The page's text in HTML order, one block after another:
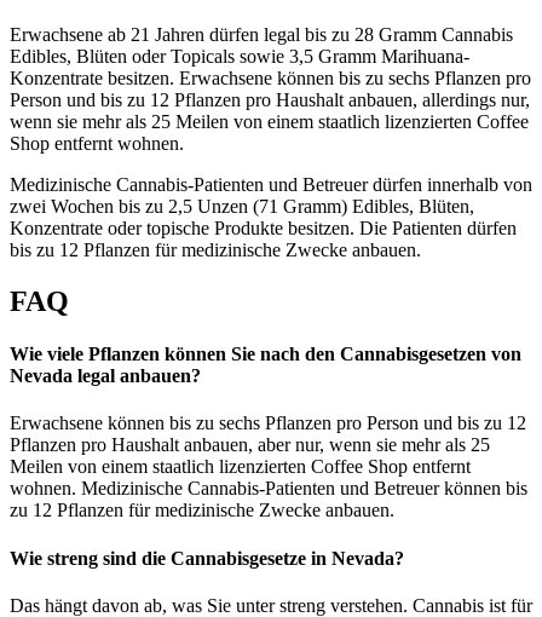
Erwachsene ab 21 Jahren dürfen legal bis zu 28 Gramm Cannabis
Edibles, Blüten oder Topicals sowie 3,5 Gramm Marihuana-
Konzentrate besitzen. Erwachsene können bis zu sechs Pflanzen pro
Person und bis zu 12 Pflanzen pro Haushalt anbauen, allerdings nur,
wenn sie mehr als 25 Meilen von einem staatlich lizenzierten Coffee
Shop entfernt wohnen.
Medizinische Cannabis-Patienten und Betreuer dürfen innerhalb von
zwei Wochen bis zu 2,5 Unzen (71 Gramm) Edibles, Blüten,
Konzentrate oder topische Produkte besitzen. Die Patienten dürfen
bis zu 12 Pflanzen für medizinische Zwecke anbauen.
FAQ
Wie viele Pflanzen können Sie nach den Cannabisgesetzen von
Nevada legal anbauen?
Erwachsene können bis zu sechs Pflanzen pro Person und bis zu 12
Pflanzen pro Haushalt anbauen, aber nur, wenn sie mehr als 25
Meilen von einem staatlich lizenzierten Coffee Shop entfernt
wohnen. Medizinische Cannabis-Patienten und Betreuer können bis
zu 12 Pflanzen für medizinische Zwecke anbauen.
Wie streng sind die Cannabisgesetze in Nevada?
Das hängt davon ab, was Sie unter streng verstehen. Cannabis ist für